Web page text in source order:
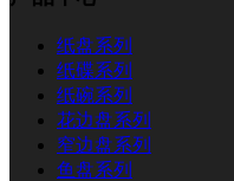
纸盘系列
纸碟系列
纸碗系列
花边盘系列
窄边盘系列
鱼盘系列